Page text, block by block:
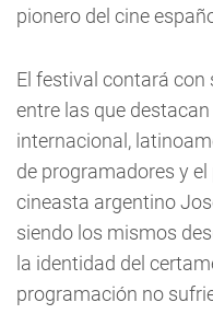
pionero del cine
El festival contará
entre las que
internacional,
de programadores y el
cineasta argentino
siendo los mismos
la identidad del
programación no